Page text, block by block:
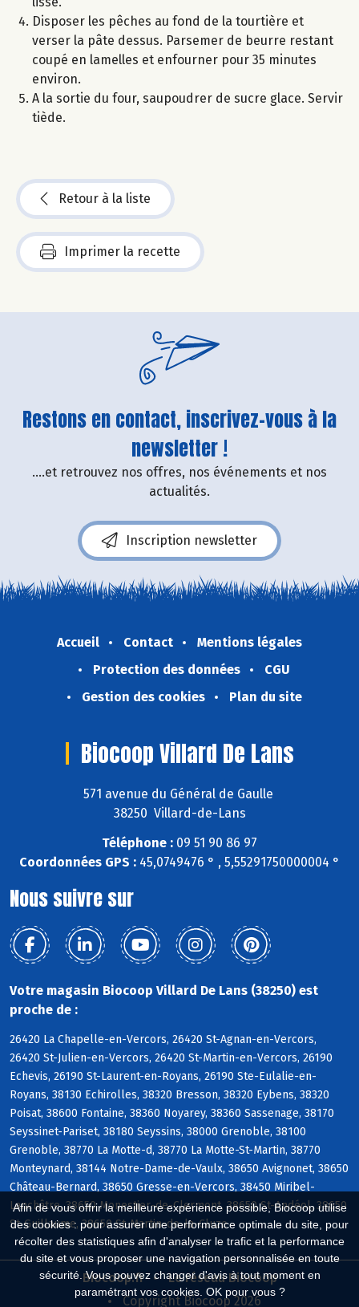
Afin de vous offrir la meilleure expérience possible, Biocoop utilise
des cookies : pour assurer une performance optimale du site, pour
récolter des statistiques afin d'analyser le trafic et la performance
du site et vous proposer une navigation personnalisée en toute
sécurité. Vous pouvez changer d'avis à tout moment en
paramétrant vos cookies. OK pour vous ?
Disposer les pêches au fond de la tourtière et
verser la pâte dessus. Parsemer de beurre restant
coupé en lamelles et enfourner pour 35 minutes
environ.
A la sortie du four, saupoudrer de sucre glace. Servir
tiède.
Retour à la liste
Imprimer la recette
Restons en contact, inscrivez-vous à la
newsletter !
....et retrouvez nos offres, nos événements et nos
actualités.
Inscription newsletter
Accueil Contact
Mentions légales
Protection des données
CGU
Gestion des cookies
Plan du site
Biocoop Villard De Lans
571 avenue du Général de Gaulle
38250 Villard-de-Lans
Téléphone : 09 51 90 86 97
Coordonnées GPS : 45,0749476 ° , 5,55291750000004 °
Nous suivre sur
Votre magasin Biocoop Villard De Lans (38250) est
proche de :
26420 La Chapelle-en-Vercors, 26420 St-Agnan-en-Vercors,
26420 St-Julien-en-Vercors, 26420 St-Martin-en-Vercors, 26190
Echevis, 26190 St-Laurent-en-Royans, 26190 Ste-Eulalie-en-
Royans, 38130 Echirolles, 38320 Bresson, 38320 Eybens, 38320
Poisat, 38600 Fontaine, 38360 Noyarey, 38360 Sassenage, 38170
Seyssinet-Pariset, 38180 Seyssins, 38000 Grenoble, 38100
Grenoble, 38770 La Motte-d, 38770 La Motte-St-Martin, 38770
Monteynard, 38144 Notre-Dame-de-Vaulx, 38650 Avignonet, 38650
Château-Bernard, 38650 Gresse-en-Vercors, 38450 Miribel-
Lanchâtre, 38650 Monestier-de-Clermont, 38650 St-Andéol, 38650
St-Guillaume, 38650 St-Martin-de-la-Cluze
Biocoop.fr
Le réseau Biocoop
Copyright Biocoop 2026